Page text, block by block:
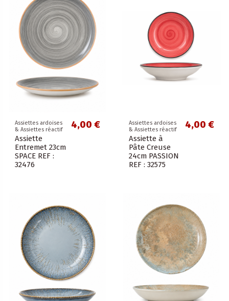
Assiettes ardoises
& Assiettes réactif
Assiette
Entremet 23cm
SPACE REF :
32476
4,00 €
Assiettes ardoises
& Assiettes réactif
Assiette à
Pâte Creuse
24cm PASSION
REF : 32575
4,00 €